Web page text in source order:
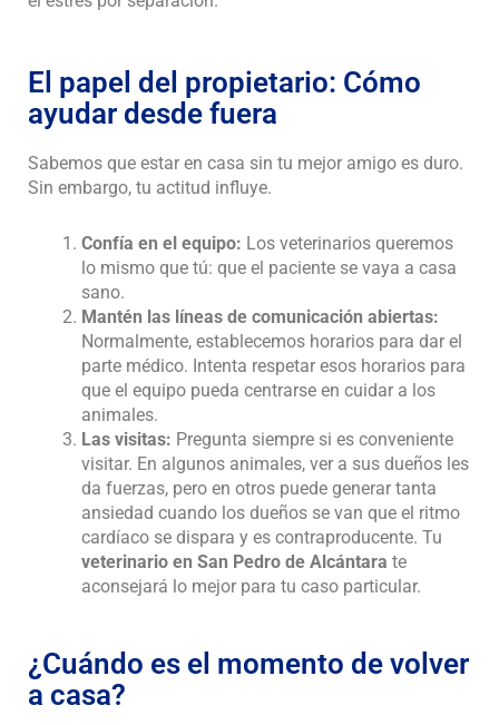
El papel del propietario: Cómo
ayudar desde fuera
Sabemos que estar en casa sin tu mejor amigo es duro.
Sin embargo, tu actitud influye.
Confía en el equipo: Los veterinarios queremos
lo mismo que tú: que el paciente se vaya a casa
sano.
Mantén las líneas de comunicación abiertas:
Normalmente, establecemos horarios para dar el
parte médico. Intenta respetar esos horarios para
que el equipo pueda centrarse en cuidar a los
animales.
Las visitas: Pregunta siempre si es conveniente
visitar. En algunos animales, ver a sus dueños les
da fuerzas, pero en otros puede generar tanta
ansiedad cuando los dueños se van que el ritmo
cardíaco se dispara y es contraproducente. Tu
veterinario en San Pedro de Alcántara te
aconsejará lo mejor para tu caso particular.
¿Cuándo es el momento de volver
a casa?